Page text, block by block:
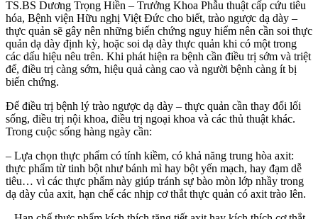
TS.BS Dương Trọng Hiền – Trưởng Khoa Phẫu thuật cấp cứu tiêu
hóa, Bệnh viện Hữu nghị Việt Đức cho biết, trào ngược dạ dày –
thực quản sẽ gây nên những biến chứng nguy hiểm nên cần soi thực
quản dạ dày định kỳ, hoặc soi dạ dày thực quản khi có một trong
các dấu hiệu nêu trên. Khi phát hiện ra bệnh cần điều trị sớm và triệt
để, điều trị càng sớm, hiệu quả càng cao và người bệnh càng ít bị
biến chứng.
Để điều trị bệnh lý trào ngược dạ dày – thực quản cần thay đổi lối
sống, điều trị nội khoa, điều trị ngoại khoa và các thủ thuật khác.
Trong cuộc sống hàng ngày cần:
– Lựa chọn thực phẩm có tính kiềm, có khả năng trung hòa axit:
thực phẩm từ tinh bột như bánh mì hay bột yến mạch, hay đạm dễ
tiêu… vì các thực phẩm này giúp tránh sự bào mòn lớp nhầy trong
dạ dày của axit, hạn chế các nhịp cơ thắt thực quản có axit trào lên.